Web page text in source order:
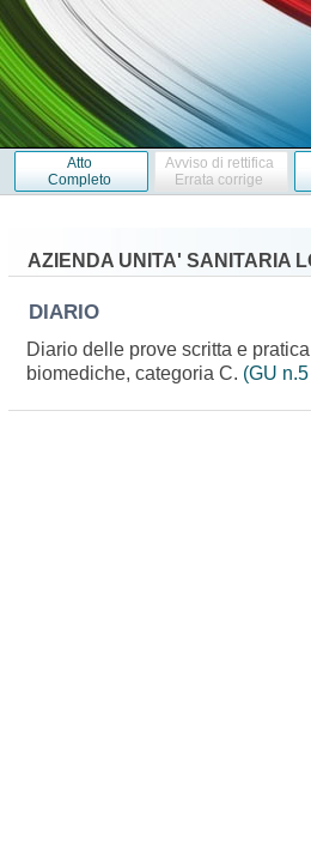
Atto
Completo
Avviso di rettifica
Errata corrige
AZIENDA UNITA' SANITARIA
DIARIO
Diario delle prove scritta e
biomediche, categoria C. (GU